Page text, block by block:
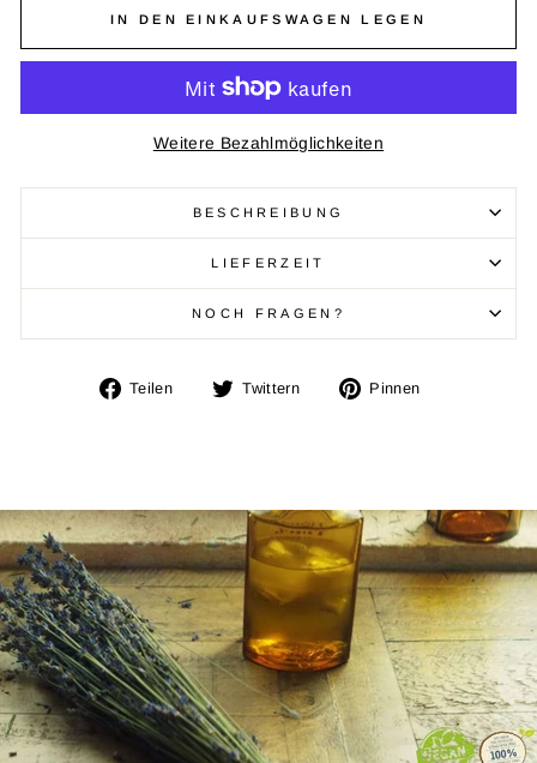
IN DEN EINKAUFSWAGEN LEGEN
Weitere Bezahlmöglichkeiten
BESCHREIBUNG
LIEFERZEIT
NOCH FRAGEN?
Teilen
Auf
Twittern
Auf
Pinnen